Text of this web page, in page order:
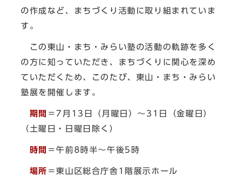
の作成など、まちづくり活動に取り組まれていま
す。
この東山・まち・みらい塾の活動の軌跡を多く
の方に知っていただき、まちづくりに関心を深め
ていただくため、このたび、東山・まち・みらい
塾展を開催します。
期間 ＝7月13日（月曜日）～31日（金曜日）
（土曜日・日曜日除く）
時間 ＝午前8時半～午後5時
場所 ＝東山区総合庁舎1階展示ホール